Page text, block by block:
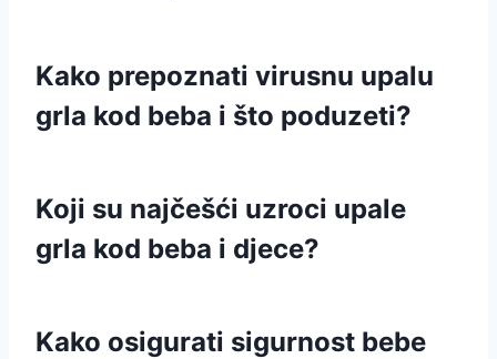
Kako prepoznati virusnu upalu
grla kod beba i što poduzeti?
Koji su najčešći uzroci upale
grla kod beba i djece?
Kako osigurati sigurnost bebe